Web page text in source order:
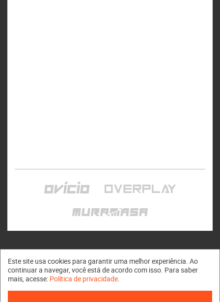
Muramasa © 2011 - 2026
Este site usa cookies para garantir uma melhor experiência. Ao
continuar a navegar, você está de acordo com isso. Para saber
mais, acesse: Política de privacidade.